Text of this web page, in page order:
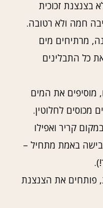
בצנצנת זכוכית
חמה ולא רטובה.
מרתיחים מים
כל התבלינים
מוסיפים את המים
מכוסים לחלוטין.
קריר ואפילו
באמת מתחיל –
פותחים את הצנצנת